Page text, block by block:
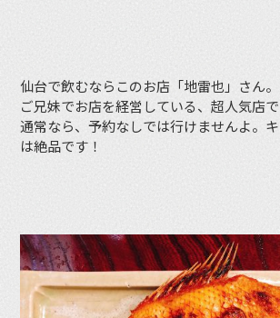
仙台で飲むならこのお店「地雷也」さん。
ご兄妹でお店を経営している、超人気店で
通常なら、予約なしでは行けませんよ。
は絶品です！